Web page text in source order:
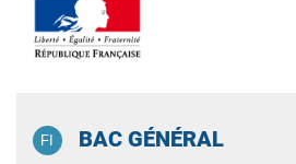
BAC GÉNÉRAL